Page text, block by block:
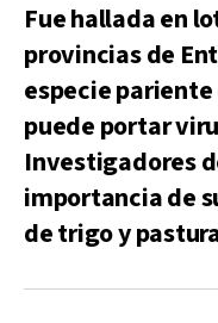
Fue hallada en
provincias de
especie
puede portar
Investigadores
importancia de
de trigo y